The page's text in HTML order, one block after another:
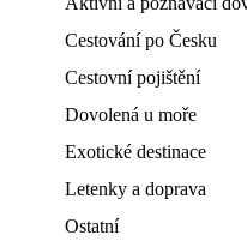
Cestování po Česku
Cestovní pojištění
Dovolená u moře
Exotické destinace
Letenky a doprava
Ostatní